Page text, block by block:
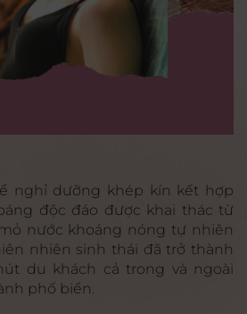
nghỉ dưỡng khép kín kết hợp
độc đáo được khai thác từ
nước khoáng nóng tự nhiên
nhiên sinh thái đã trở thành
du khách cả trong và ngoài
phố biển.